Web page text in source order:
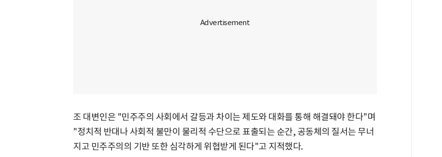
조 대변인은 "민주주의 사회에서 갈등과 차이는 제도와 대화를 통해 해결돼야 한다"며
"정치적 반대나 사회적 불만이 물리적 수단으로 표출되는 순간, 공동체의 질서는 무너
지고 민주주의의 기반 또한 심각하게 위협받게 된다"고 지적했다.